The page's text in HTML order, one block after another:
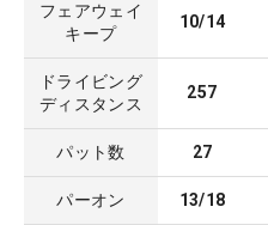
フェアウェイ
キープ
10/14
ドライビング
ディスタンス
257
パット数 27
パーオン 13/18